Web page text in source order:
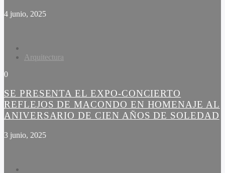
4 junio, 2025
Arquitectura
0
SE PRESENTA EL EXPO-CONCIERTO
REFLEJOS DE MACONDO EN HOMENAJE AL
ANIVERSARIO DE CIEN AÑOS DE SOLEDAD
3 junio, 2025